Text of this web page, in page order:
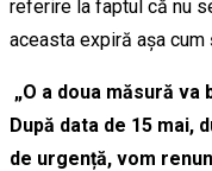
referire la faptul că nu
aceasta expiră așa cum
„O a doua măsură
După data de 15 mai,
de urgență, vom